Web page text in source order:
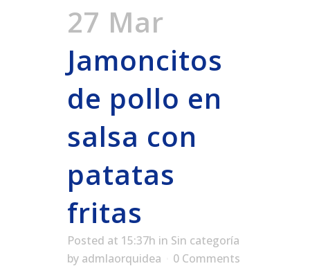
27 Mar
Jamoncitos
de pollo en
salsa con
patatas
fritas
Posted at 15:37h in Sin categoría
by admlaorquidea
0 Comments